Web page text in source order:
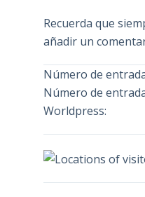
Recuerda que
añadir un
Número de
Número de
Worldpress: